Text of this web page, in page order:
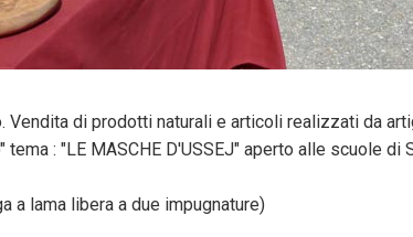
Vendita di prodotti naturali e articoli realizzati da
: "LE MASCHE D'USSEJ" aperto alle scuole
a lama libera a due impugnature)